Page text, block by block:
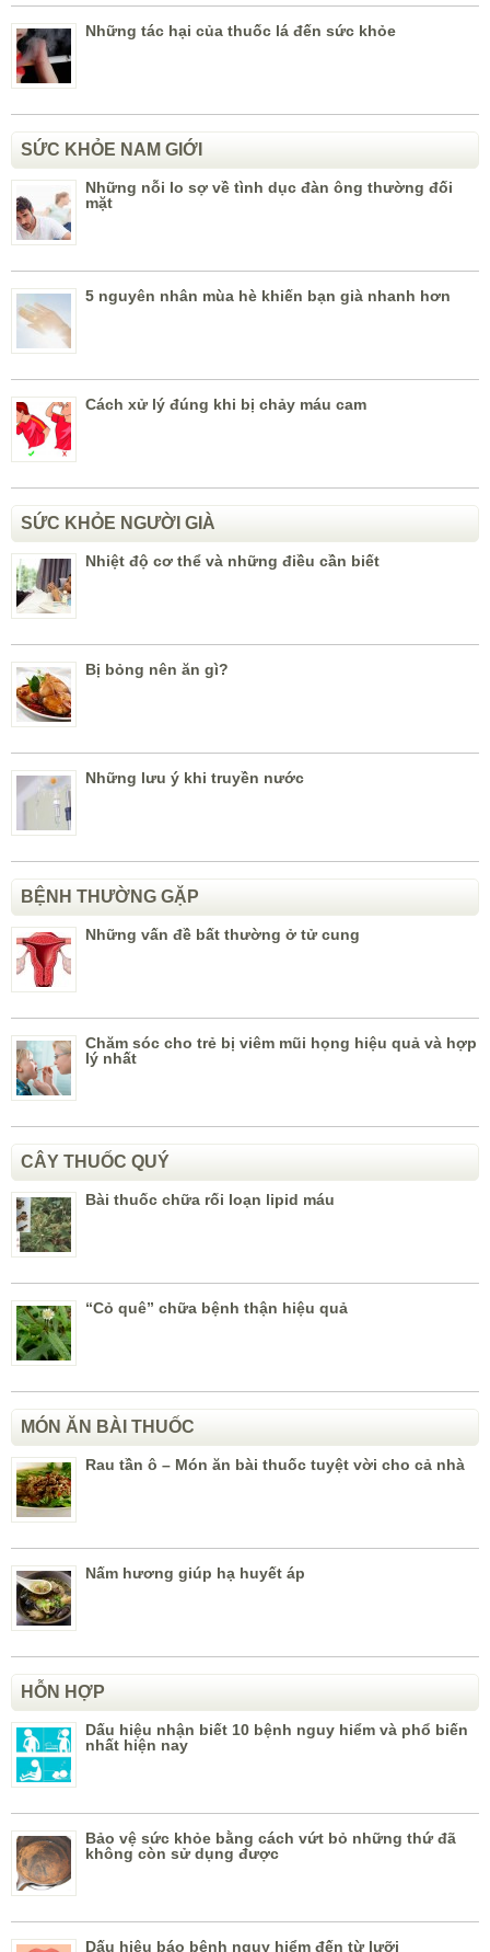
Những tác hại của thuốc lá đến sức khỏe
SỨC KHỎE NAM GIỚI
Những nỗi lo sợ về tình dục đàn ông thường đối
mặt
5 nguyên nhân mùa hè khiến bạn già nhanh hơn
Cách xử lý đúng khi bị chảy máu cam
SỨC KHỎE NGƯỜI GIÀ
Nhiệt độ cơ thể và những điều cần biết
Bị bỏng nên ăn gì?
Những lưu ý khi truyền nước
BỆNH THƯỜNG GẶP
Những vấn đề bất thường ở tử cung
Chăm sóc cho trẻ bị viêm mũi họng hiệu quả và hợp
lý nhất
CÂY THUỐC QUÝ
Bài thuốc chữa rối loạn lipid máu
“Cỏ quê” chữa bệnh thận hiệu quả
MÓN ĂN BÀI THUỐC
Rau tần ô – Món ăn bài thuốc tuyệt vời cho cả nhà
Nấm hương giúp hạ huyết áp
HỖN HỢP
Dấu hiệu nhận biết 10 bệnh nguy hiểm và phổ biến
nhất hiện nay
Bảo vệ sức khỏe bằng cách vứt bỏ những thứ đã
không còn sử dụng được
Dấu hiệu báo bệnh nguy hiểm đến từ lưỡi